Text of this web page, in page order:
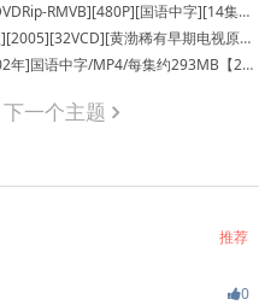
字][14集全 每集150M][朱旭 蒋雯丽 吕中 上川隆也 仲代达
早期电视原盘.豆瓣9.5分][陶泽如 / 丁勇岱 / 马少骅 / 黄渤]
语中字/MP4/每集约293MB【24集全】
下一个主题
推荐
0